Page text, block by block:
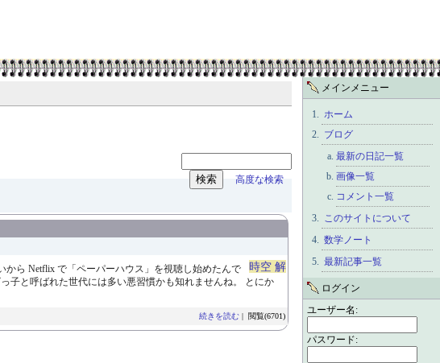
高度な検索
時空 解
ら Netflix で「ペーパーハウス」を視聴し始めたんで
子と呼ばれた世代には多い悪習慣かも知れませんね。 とにか
続きを読む | 閲覧(6701)
メインメニュー
ホーム
ブログ
最新の日記一覧
画像一覧
コメント一覧
このサイトについて
数学ノート
最新記事一覧
ログイン
ユーザー名:
パスワード: